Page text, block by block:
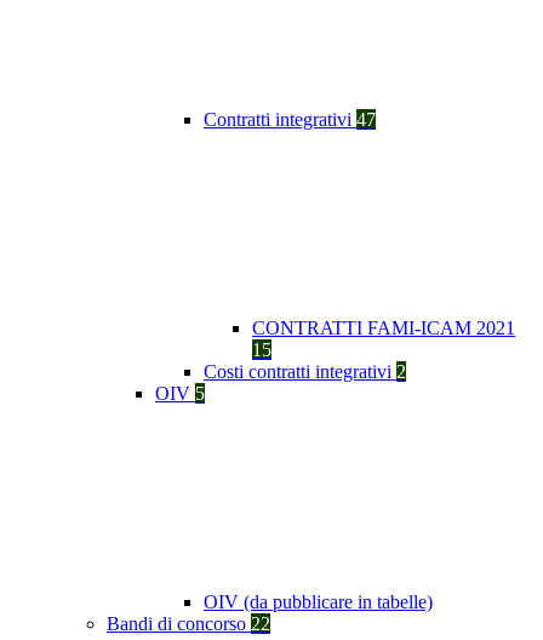
Contratti integrativi 47
CONTRATTI FAMI-ICAM 2021
15
Costi contratti integrativi 2
OIV 5
OIV (da pubblicare in tabelle)
Bandi di concorso 22